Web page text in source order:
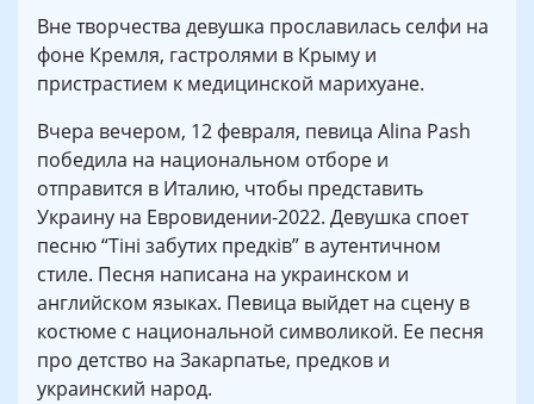
Вне творчества девушка прославилась селфи на
фоне Кремля, гастролями в Крыму и
пристрастием к медицинской марихуане.
Вчера вечером, 12 февраля, певица Alina Pash
победила на национальном отборе и
отправится в Италию, чтобы представить
Украину на Евровидении-2022. Девушка споет
песню “Тіні забутих предків” в аутентичном
стиле. Песня написана на украинском и
английском языках. Певица выйдет на сцену в
костюме с национальной символикой. Ее песня
про детство на Закарпатье, предков и
украинский народ.